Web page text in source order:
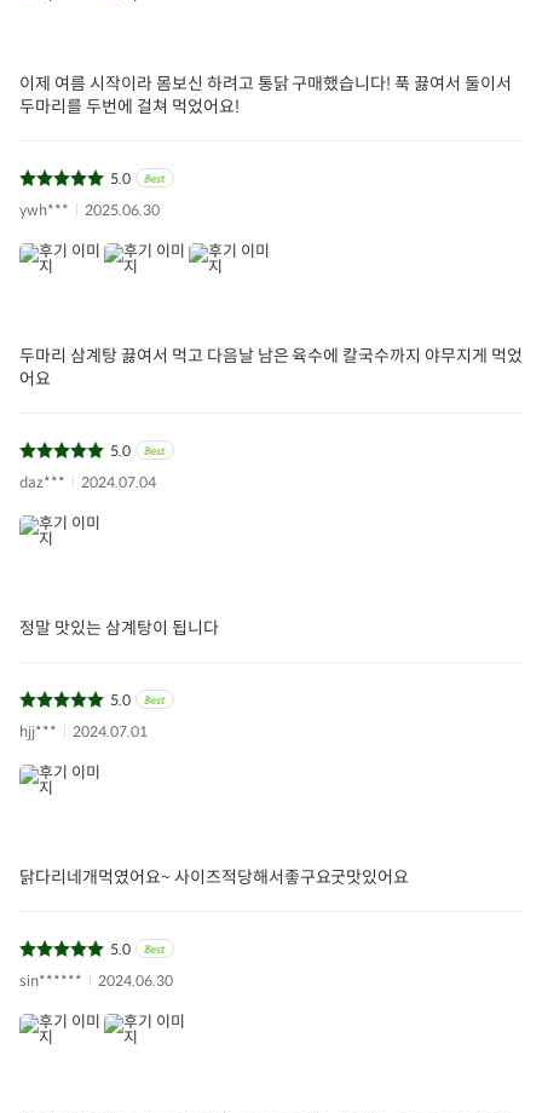
이제 여름 시작이라 몸보신 하려고 통닭 구매했습니다! 푹 끓여서 둘이서
두마리를 두번에 걸쳐 먹었어요!
5.0
ywh***
2025.06.30
두마리 삼계탕 끓여서 먹고 다음날 남은 육수에 칼국수까지 야무지게 먹었
어요
5.0
daz***
2024.07.04
정말 맛있는 삼계탕이 됩니다
5.0
hjj***
2024.07.01
닭다리네개먹였어요~ 사이즈적당해서좋구요굿맛있어요
5.0
sin******
2024.06.30